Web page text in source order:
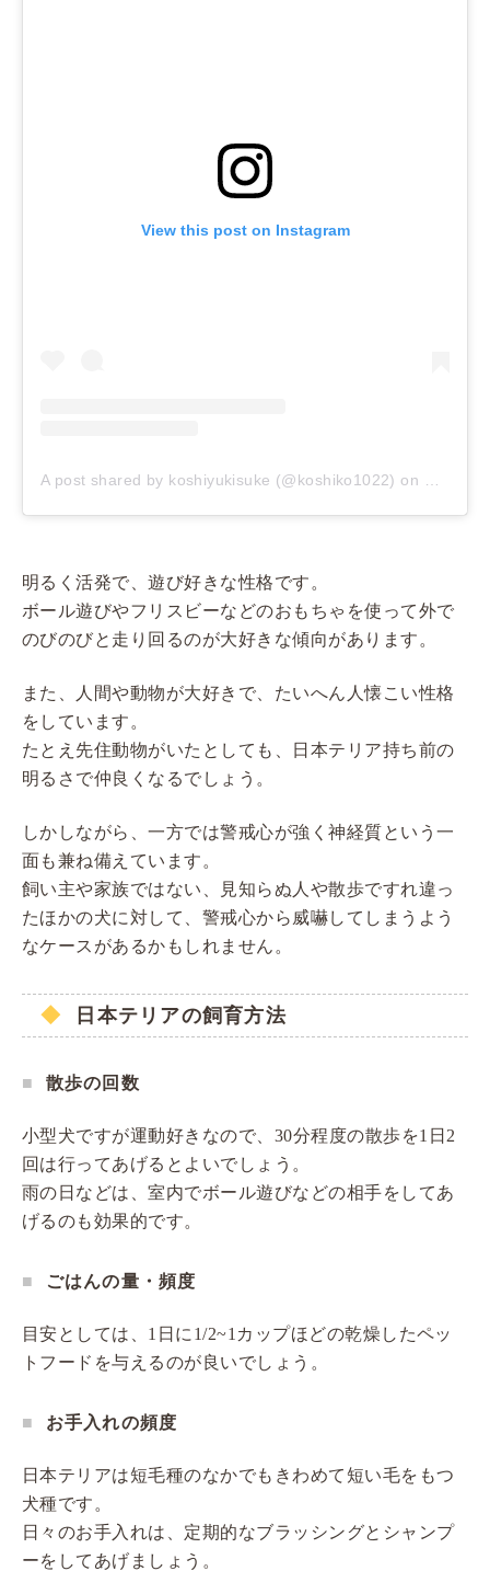
View this post on Instagram
A post shared by koshiyukisuke (@koshiko1022) on
明るく活発で、遊び好きな性格です。
ボール遊びやフリスビーなどのおもちゃを使って外で
のびのびと走り回るのが大好きな傾向があります。
また、人間や動物が大好きで、たいへん人懐こい性格
をしています。
たとえ先住動物がいたとしても、日本テリア持ち前の
明るさで仲良くなるでしょう。
しかしながら、一方では警戒心が強く神経質という一
面も兼ね備えています。
飼い主や家族ではない、見知らぬ人や散歩ですれ違っ
たほかの犬に対して、警戒心から威嚇してしまうよう
なケースがあるかもしれません。
日本テリアの飼育方法
散歩の回数
小型犬ですが運動好きなので、30分程度の散歩を1日2
回は行ってあげるとよいでしょう。
雨の日などは、室内でボール遊びなどの相手をしてあ
げるのも効果的です。
ごはんの量・頻度
目安としては、1日に1/2~1カップほどの乾燥したペッ
トフードを与えるのが良いでしょう。
お手入れの頻度
日本テリアは短毛種のなかでもきわめて短い毛をもつ
犬種です。
日々のお手入れは、定期的なブラッシングとシャンプ
ーをしてあげましょう。